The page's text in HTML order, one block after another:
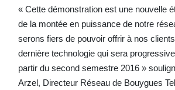
« Cette démonstration est une nouvelle
de la montée en puissance de notre
serons fiers de pouvoir offrir à nos
dernière technologie qui sera
partir du second semestre 2016 »
Arzel, Directeur Réseau de Bouygues